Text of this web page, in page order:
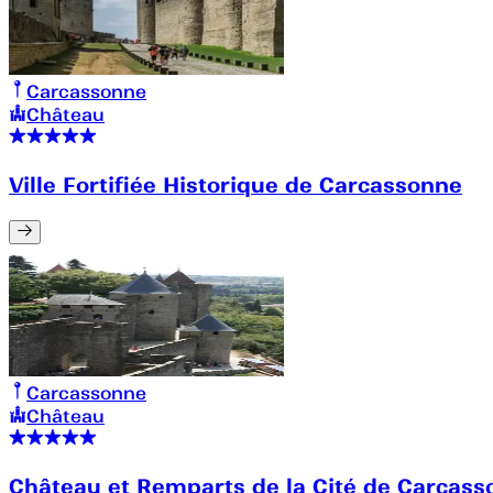
Carcassonne
Château
Ville Fortifiée Historique de Carcassonne
Carcassonne
Château
Château et Remparts de la Cité de